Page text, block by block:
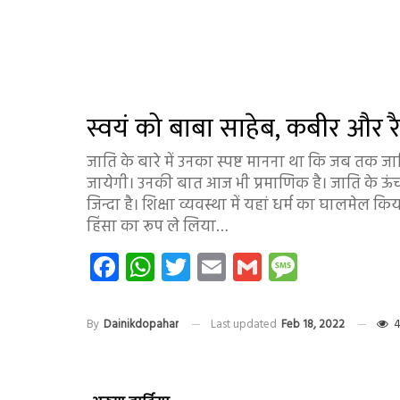
स्वयं को बाबा साहेब, कबीर और
जाति के बारे में उनका स्पष्ट मानना था कि जब तक
जायेगी। उनकी बात आज भी प्रमाणिक है। जाति के
जिन्दा है। शिक्षा व्यवस्था में यहां धर्म का घालमेल
हिंसा का रूप ले लिया…
Facebook
WhatsApp
Twitter
EmailGmail
By Dainikdopahar Last updated Feb 18, 2022